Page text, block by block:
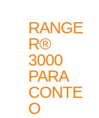
RANGE
R®
3000
PARA
CONTE
O